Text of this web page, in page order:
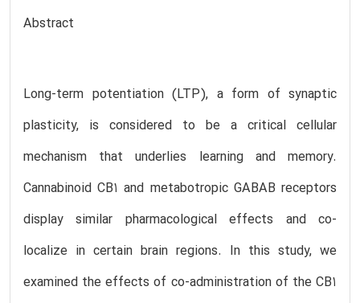
Abstract
Long-term potentiation (LTP), a form of synaptic
plasticity, is considered to be a critical cellular
mechanism that underlies learning and memory.
Cannabinoid CB1 and metabotropic GABAB receptors
display similar pharmacological effects and co-
localize in certain brain regions. In this study, we
examined the effects of co-administration of the CB1